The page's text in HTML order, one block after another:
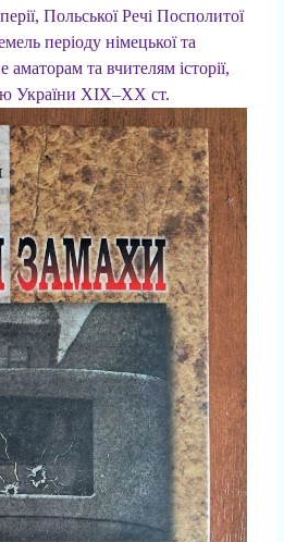
Польської Речі Посполитої
періоду німецької та
аматорам та вчителям історії,
України ХІХ–ХХ ст.